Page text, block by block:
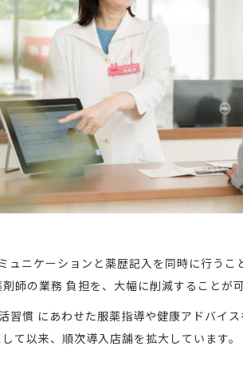
ニケーションと薬歴記入を同時に行う
師の業務 負担を、大幅に削減することが可
慣 にあわせた服薬指導や健康アドバイ
て以来、順次導入店舗を拡大しています。